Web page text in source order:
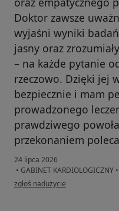
Doktor zawsze
wyjaśni wyniki
jasny oraz
– na każde pytanie
rzeczowo. Dzięki jej
bezpiecznie i mam
prowadzonego
prawdziwego
przekonaniem
24 lipca 2026
• GABINET KARDIOLOGICZNY •
w opinii użytkownika Magdalena
zgłoś nadużycie